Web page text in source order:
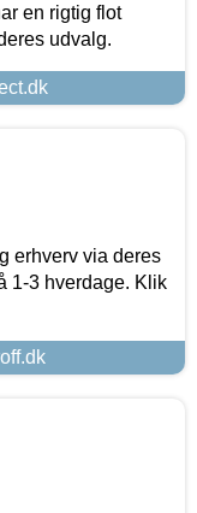
en rigtig flot
udvalg.
erhverv via deres
1-3 hverdage. Klik